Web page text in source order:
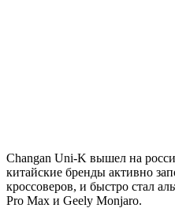
Changan Uni-K вышел на
китайские бренды активно
кроссоверов, и быстро стал
Pro Max и Geely Monjaro.